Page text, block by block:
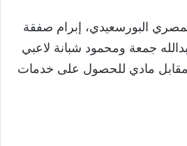
البورسعيدي، إبرام صفقة
جمعة ومحمود شبانة لاعبي
مقابل مادي للحصول على خدمات